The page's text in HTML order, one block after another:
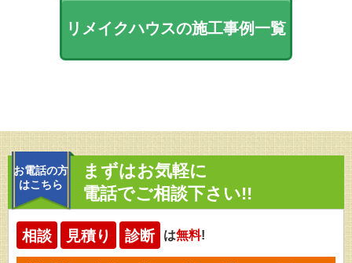
リメイクハウスの施工事例一覧
お電話の方
はこちら
まずはお気軽に
電話でご相談下さい!!
相談 見積り 診断 は無料!